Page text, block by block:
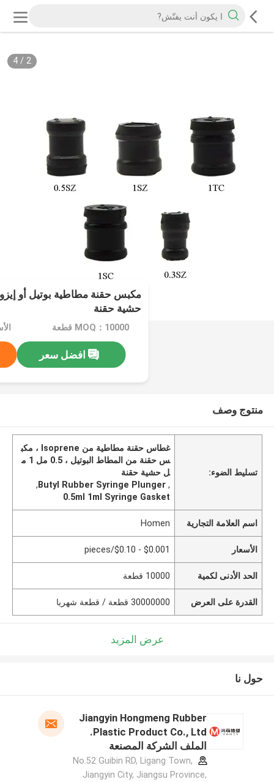
2
/
4
حشية حقنة
MOQ：10000 قطعة
افضل سعر
منتوج وصف
تسليط الضوء:
غطاس حقنة مطاطية من Isoprene ، مكب
س حقنة من المطاط البوتيل ، 0.5 مل 1 م
ل حشية حقنة
,
Butyl Rubber Syringe Plunger
,
0.5ml 1ml Syringe Gasket
اسم العلامة التجارية Homen
الأسعار $0.001 - $0.10/pieces
الحد الأدنى لكمية 10000 قطعة
القدرة على العرض 30000000 قطعة / قطعة شهريا
عرض المزيد
حول نا
Jiangyin Hongmeng Rubber
Plastic Product Co., Ltd.
الملف الشركة المصنعة
No.52 Guibin RD, Ligang Town,
Jiangyin City, Jiangsu Province,